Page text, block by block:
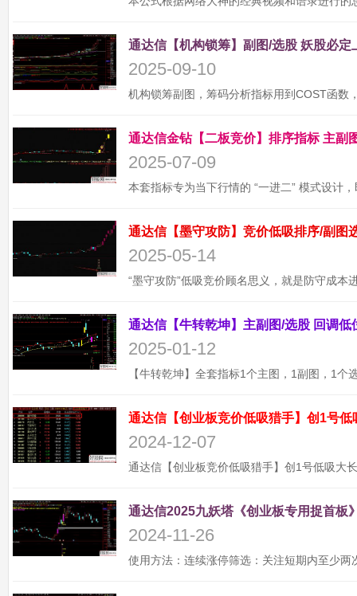
2025-09-10
2025-07-09
2025-05-14
2025-01-12
通达信【创业板竞价低吸猎手】创1号
2024-12-07
通达信2025九妖塔《创业板专用捉首板
2024-11-26